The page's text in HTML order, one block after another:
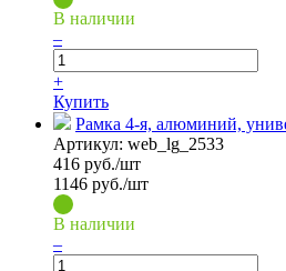
В наличии
–
+
Купить
Рамка 4-я, алюминий,
Артикул: web_lg_2533
416 руб./шт
1146 руб./шт
В наличии
–